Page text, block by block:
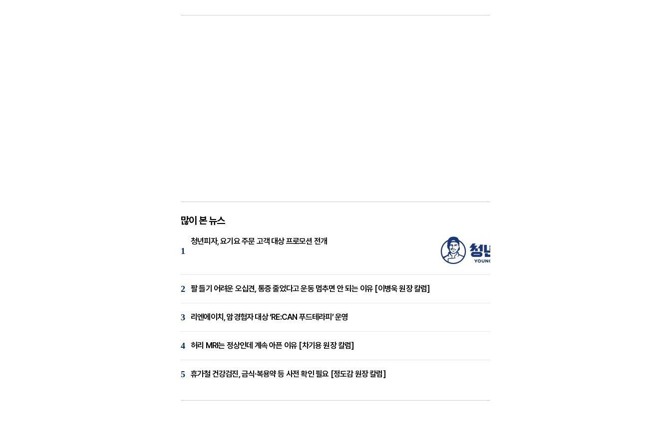
많이 본 뉴스
1
청년피자, 요기요 주문 고객 대상 프로모션 전개
2 팔 들기 어려운 오십견, 통증 줄었다고 운동 멈추면 안 되는 이유 [이병욱 원장 칼럼]
3 리엔에이치, 암경험자 대상 ‘RE:CAN 푸드테라피’ 운영
4 허리 MRI는 정상인데 계속 아픈 이유 [차기용 원장 칼럼]
5 휴가철 건강검진, 금식·복용약 등 사전 확인 필요 [정도감 원장 칼럼]